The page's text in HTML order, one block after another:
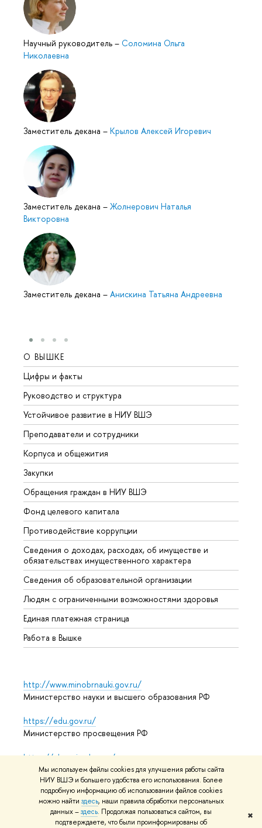
Мы используем файлы cookies для улучшения работы сайта
НИУ ВШЭ и большего удобства его использования. Более
подробную информацию об использовании файлов cookies
можно найти здесь, наши правила обработки персональных
данных –здесь. Продолжая пользоваться сайтом, вы
подтверждаете, что были проинформированы об
✖
Научный руководитель – Соломина Ольга
Николаевна
Заместитель декана – Крылов Алексей Игоревич
Заместитель декана – Жолнерович Наталья
Викторовна
Заместитель декана – Анискина Татьяна Андреевна
О ВЫШКЕ
Цифры и факты
Руководство и структура
Устойчивое развитие в НИУ ВШЭ
Преподаватели и сотрудники
Корпуса и общежития
Закупки
Обращения граждан в НИУ ВШЭ
Фонд целевого капитала
Противодействие коррупции
Сведения о доходах, расходах, об имуществе и
обязательствах имущественного характера
Сведения об образовательной организации
Людям с ограниченными возможностями здоровья
Единая платежная страница
Работа в Вышке
http://www.minobrnauki.gov.ru/
Министерство науки и высшего образования РФ
https://edu.gov.ru/
Министерство просвещения РФ
https://elearning.hse.ru/mooc
Массовые открытые онлайн-курсы
© НИУ ВШЭ 1993–2026 Адреса и контактыУсловия
использования материаловПолитика конфиденциальности